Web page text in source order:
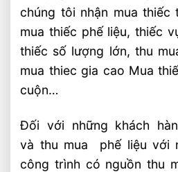
chúng tôi nhận mua thiếc
mua thiếc phế liệu, thiếc
thiếc số lượng lớn, thu
mua thiec gia cao Mua
cuộn…
Đối với những khách
và thu mua phế liệu với
công trình có nguồn thu